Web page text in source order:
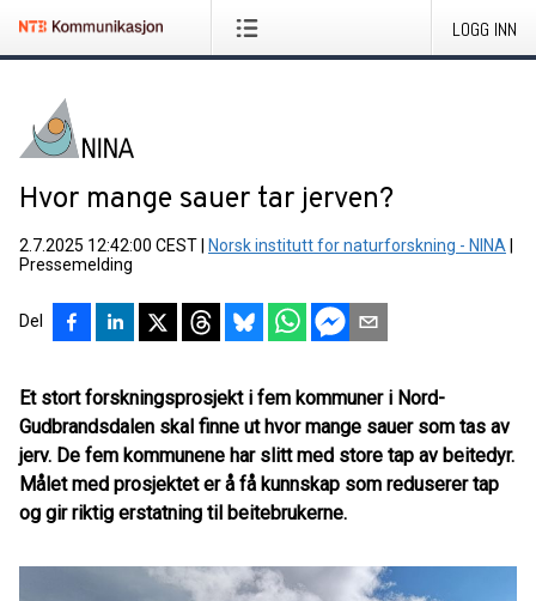
LOGG INN
Hvor mange sauer tar jerven?
2.7.2025 12:42:00 CEST Norsk institutt for naturforskning - NINA
Pressemelding
Del
Et stort forskningsprosjekt i fem kommuner i Nord-
Gudbrandsdalen skal finne ut hvor mange sauer som tas av
jerv. De fem kommunene har slitt med store tap av beitedyr.
Målet med prosjektet er å få kunnskap som reduserer tap
og gir riktig erstatning til beitebrukerne.